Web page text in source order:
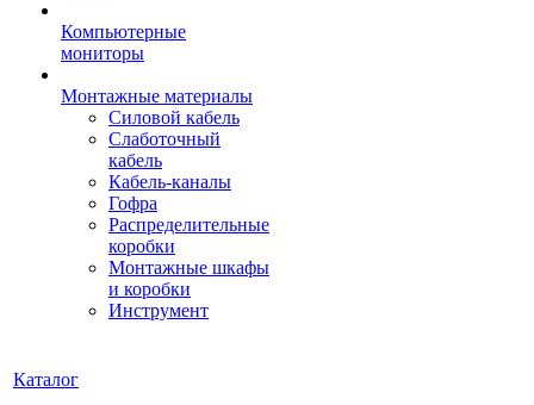
Компьютерные
мониторы
Монтажные материалы
Силовой кабель
Слаботочный
кабель
Кабель-каналы
Гофра
Распределительные
коробки
Монтажные шкафы
и коробки
Инструмент
Каталог